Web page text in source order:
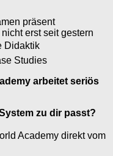
präsent
erst seit gestern
Didaktik
Studies
arbeitet seriös
zu dir passt?
Academy direkt vom